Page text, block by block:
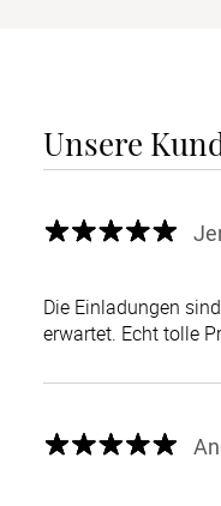
Unsere
Die Einladungen
erwartet. Echt tolle